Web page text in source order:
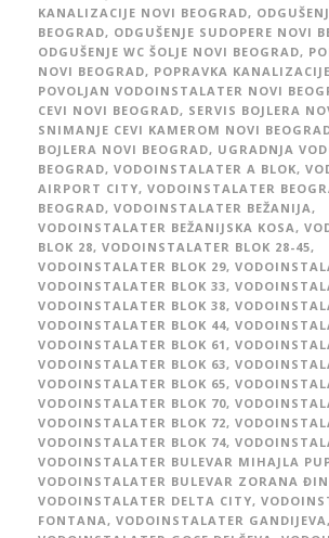
KANALIZACIJE NOVI BEOGRAD,
BEOGRAD, ODGUŠENJE SUDOPERE NOVI
ODGUŠENJE WC ŠOLJE NOVI BEOGRAD,
NOVI BEOGRAD, POPRAVKA
POVOLJAN VODOINSTALATER NOVI
CEVI NOVI BEOGRAD, SERVIS BOJLERA
SNIMANJE CEVI KAMEROM NOVI
BOJLERA NOVI BEOGRAD, UGRADNJA
BEOGRAD, VODOINSTALATER A BLOK,
AIRPORT CITY, VODOINSTALATER
BEOGRAD, VODOINSTALATER BEŽANIJA,
VODOINSTALATER BEŽANIJSKA KOSA,
BLOK 28, VODOINSTALATER BLOK 28-45,
VODOINSTALATER BLOK 29,
VODOINSTALATER BLOK 33,
VODOINSTALATER BLOK 38,
VODOINSTALATER BLOK 44,
VODOINSTALATER BLOK 61,
VODOINSTALATER BLOK 63,
VODOINSTALATER BLOK 65,
VODOINSTALATER BLOK 70,
VODOINSTALATER BLOK 72,
VODOINSTALATER BLOK 74,
VODOINSTALATER BULEVAR MIHAJLA
VODOINSTALATER BULEVAR ZORANA
VODOINSTALATER DELTA CITY,
FONTANA, VODOINSTALATER GANDIJEVA,